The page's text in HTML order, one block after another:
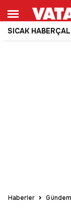
SICAK HABER
Haberler